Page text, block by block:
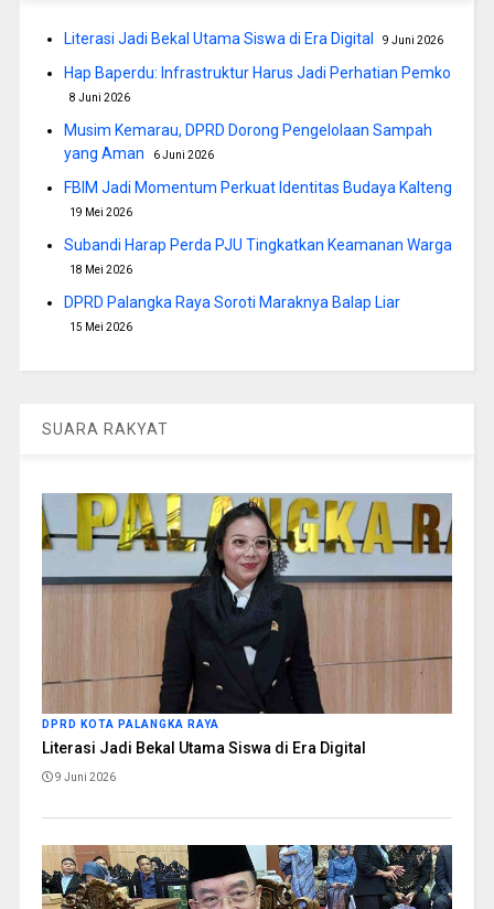
Literasi Jadi Bekal Utama Siswa di Era Digital 9 Juni 2026
Hap Baperdu: Infrastruktur Harus Jadi Perhatian Pemko
8 Juni 2026
Musim Kemarau, DPRD Dorong Pengelolaan Sampah
yang Aman
6 Juni 2026
FBIM Jadi Momentum Perkuat Identitas Budaya Kalteng
19 Mei 2026
Subandi Harap Perda PJU Tingkatkan Keamanan Warga
18 Mei 2026
DPRD Palangka Raya Soroti Maraknya Balap Liar
15 Mei 2026
SUARA RAKYAT
DPRD KOTA PALANGKA RAYA
Literasi Jadi Bekal Utama Siswa di Era Digital
9 Juni 2026